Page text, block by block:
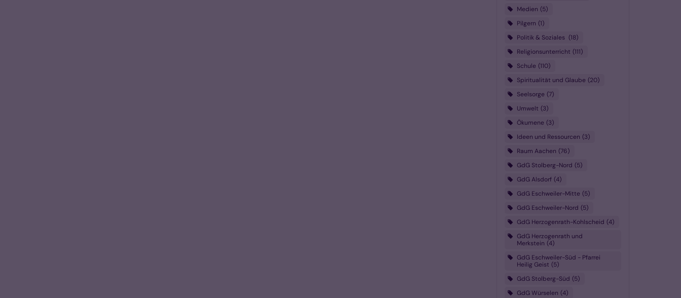
Medien 5
Pilgern 1
Politik & Soziales
18
Religionsunterricht 111
Schule 110
Spiritualität und Glaube 20
Seelsorge 7
Umwelt 3
Ökumene 3
Ideen und Ressourcen 3
Raum Aachen 76
GdG Stolberg-Nord 5
GdG Alsdorf 4
GdG Eschweiler-Mitte 5
GdG Eschweiler-Nord 5
GdG Herzogenrath-Kohlscheid 4
GdG Herzogenrath und
Merkstein 4
GdG Eschweiler-Süd - Pfarrei
Heilig Geist 5
GdG Stolberg-Süd 5
GdG Würselen 4